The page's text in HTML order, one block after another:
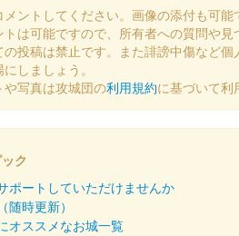
七年秋限定版
図版
御城印 令和七年秋限定版
ントしてください。画像の添付も可能
は可能ですので、所有者への質問や見
投稿は禁止です。また誹謗中傷など
しましょう。
や写真は攻城団の利用規約に基づいて利
ク
ポートしていただけませんか
時更新）
オススメなお城一覧